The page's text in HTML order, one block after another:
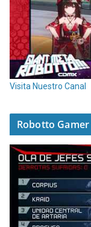
Visita Nuestro Canal
Robotto Gamer